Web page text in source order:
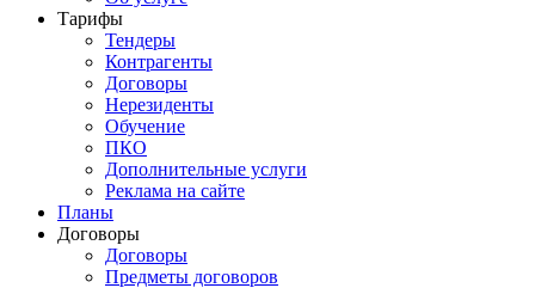
Тарифы
Тендеры
Контрагенты
Договоры
Нерезиденты
Обучение
ПКО
Дополнительные услуги
Реклама на сайте
Планы
Договоры
Договоры
Предметы договоров